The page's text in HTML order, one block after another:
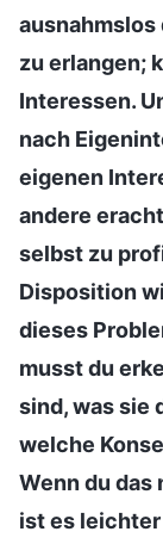
ausnahmslos
zu erlangen;
Interessen.
nach
eigenen
andere
selbst zu
Disposition
dieses
musst du
sind, was sie
welche
Wenn du das
ist es leichter